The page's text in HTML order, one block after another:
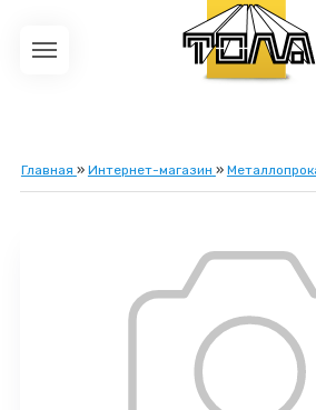
Главная » Интернет-магазин »